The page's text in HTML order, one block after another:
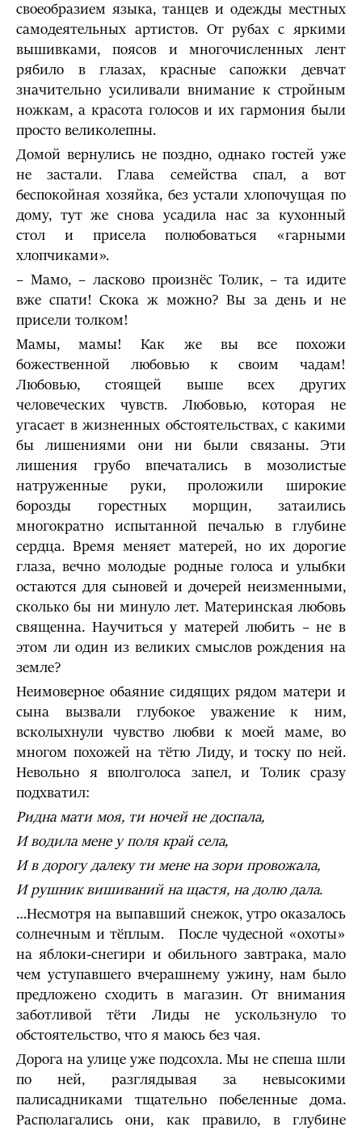
своеобразием языка, танцев и одежды местных
самодеятельных артистов. От рубах с яркими
вышивками, поясов и многочисленных лент
рябило в глазах, красные сапожки девчат
значительно усиливали внимание к стройным
ножкам, а красота голосов и их гармония были
просто великолепны.
Домой вернулись не поздно, однако гостей уже
не застали. Глава семейства спал, а вот
беспокойная хозяйка, без устали хлопочущая по
дому, тут же снова усадила нас за кухонный
стол и присела полюбоваться «гарными
хлопчиками».
– Мамо, – ласково произнёс Толик, – та идите
вже спати! Скока ж можно? Вы за день и не
присели толком!
Мамы, мамы! Как же вы все похожи
божественной любовью к своим чадам!
Любовью, стоящей выше всех других
человеческих чувств. Любовью, которая не
угасает в жизненных обстоятельствах, с какими
бы лишениями они ни были связаны. Эти
лишения грубо впечатались в мозолистые
натруженные руки, проложили широкие
борозды горестных морщин, затаились
многократно испытанной печалью в глубине
сердца. Время меняет матерей, но их дорогие
глаза, вечно молодые родные голоса и улыбки
остаются для сыновей и дочерей неизменными,
сколько бы ни минуло лет. Материнская любовь
священна. Научиться у матерей любить – не в
этом ли один из великих смыслов рождения на
земле?
Неимоверное обаяние сидящих рядом матери и
сына вызвали глубокое уважение к ним,
всколыхнули чувство любви к моей маме, во
многом похожей на тётю Лиду, и тоску по ней.
Невольно я вполголоса запел, и Толик сразу
подхватил:
Ридна мати моя, ти ночей не доспала,
И водила мене у поля край села,
И в дорогу далеку ти мене на зори провожала,
И рушник вишиваний на щастя, на долю дала.
…Несмотря на выпавший снежок, утро оказалось
солнечным и тёплым. После чудесной «охоты»
на яблоки-снегири и обильного завтрака, мало
чем уступавшего вчерашнему ужину, нам было
предложено сходить в магазин. От внимания
заботливой тёти Лиды не ускользнуло то
обстоятельство, что я маюсь без чая.
Дорога на улице уже подсохла. Мы не спеша шли
по ней, разглядывая за невысокими
палисадниками тщательно побеленные дома.
Располагались они, как правило, в глубине